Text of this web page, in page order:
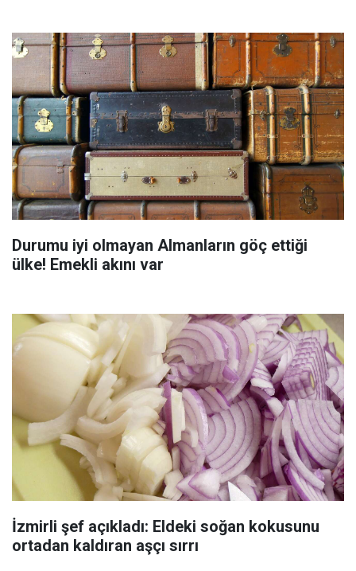
Durumu iyi olmayan Almanların göç ettiği
ülke! Emekli akını var
İzmirli şef açıkladı: Eldeki soğan kokusunu
ortadan kaldıran aşçı sırrı